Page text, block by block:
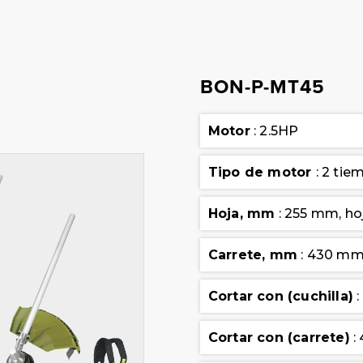
BON-P-MT45
Motor: 2.5HP
Tipo de motor : 2
Hoja, mm : 255 mm,
Carrete, mm : 430
Cortar con (cuchilla)
Cortar con (carrete) :